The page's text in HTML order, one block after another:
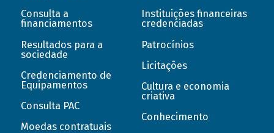
Consulta a
financiamentos
Resultados para a
sociedade
Credenciamento de
Equipamentos
Consulta PAC
Moedas contratuais
Instituições financeiras
credenciadas
Patrocínios
Licitações
Cultura e economia
criativa
Conhecimento